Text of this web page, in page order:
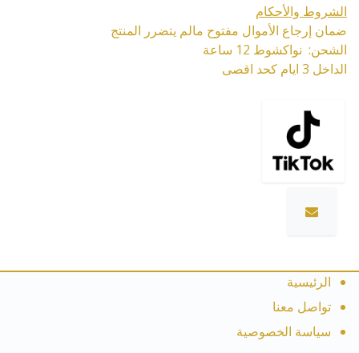
الشروط والأحكام
ضمان إرجاع الأموال مفتوح مالم يتضرر المنتج
الشحن: نواكشوط 12 ساعة
الداخل 3 ايام كحد اقصى
الرئيسية
تواصل معنا
سياسة الخصوصية